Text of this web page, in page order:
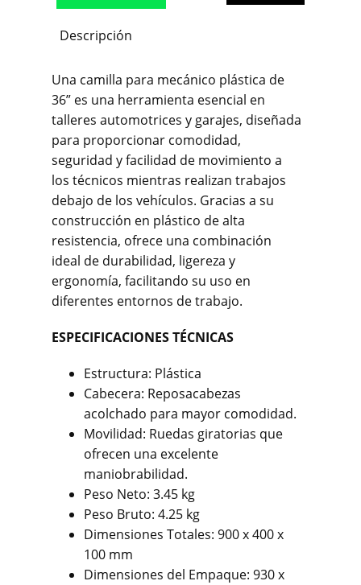
Descripción
Una camilla para mecánico plástica de
36” es una herramienta esencial en
talleres automotrices y garajes, diseñada
para proporcionar comodidad,
seguridad y facilidad de movimiento a
los técnicos mientras realizan trabajos
debajo de los vehículos. Gracias a su
construcción en plástico de alta
resistencia, ofrece una combinación
ideal de durabilidad, ligereza y
ergonomía, facilitando su uso en
diferentes entornos de trabajo.
ESPECIFICACIONES TÉCNICAS
Estructura: Plástica
Cabecera: Reposacabezas
acolchado para mayor comodidad.
Movilidad: Ruedas giratorias que
ofrecen una excelente
maniobrabilidad.
Peso Neto: 3.45 kg
Peso Bruto: 4.25 kg
Dimensiones Totales: 900 x 400 x
100 mm
Dimensiones del Empaque: 930 x